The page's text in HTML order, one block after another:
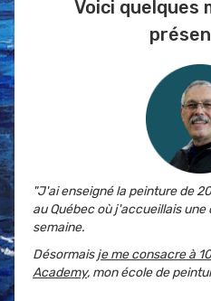
Voici quelques
"J'ai enseigné la peinture de
au Québec où j'accueillais
semaine.
Désormaisje me consacre à
Academy, mon école de